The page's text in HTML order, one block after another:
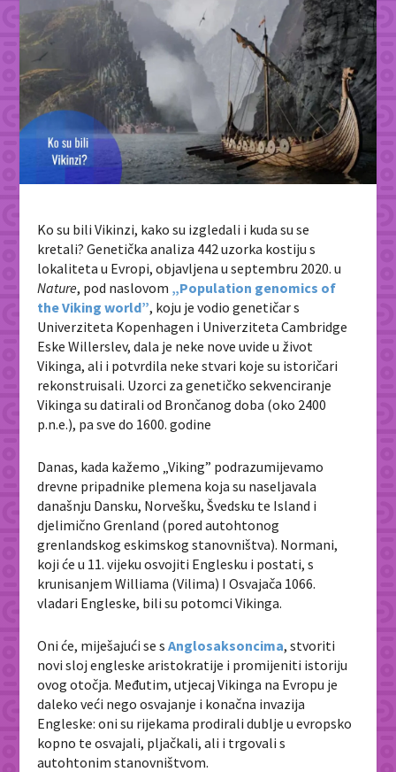
Ko su bili Vikinzi, kako su izgledali i kuda su se
kretali? Genetička analiza 442 uzorka kostiju s
lokaliteta u Evropi, objavljena u septembru 2020. u
Nature, pod naslovom „Population genomics of
the Viking world”, koju je vodio genetičar s
Univerziteta Kopenhagen i Univerziteta Cambridge
Eske Willerslev, dala je neke nove uvide u život
Vikinga, ali i potvrdila neke stvari koje su istoričari
rekonstruisali. Uzorci za genetičko sekvenciranje
Vikinga su datirali od Brončanog doba (oko 2400
p.n.e.), pa sve do 1600. godine
Danas, kada kažemo „Viking” podrazumijevamo
drevne pripadnike plemena koja su naseljavala
današnju Dansku, Norvešku, Švedsku te Island i
djelimično Grenland (pored autohtonog
grenlandskog eskimskog stanovništva). Normani,
koji će u 11. vijeku osvojiti Englesku i postati, s
krunisanjem Williama (Vilima) I Osvajača 1066.
vladari Engleske, bili su potomci Vikinga.
Oni će, miješajući se sAnglosaksoncima, stvoriti
novi sloj engleske aristokratije i promijeniti istoriju
ovog otočja. Međutim, utjecaj Vikinga na Evropu je
daleko veći nego osvajanje i konačna invazija
Engleske: oni su rijekama prodirali dublje u evropsko
kopno te osvajali, pljačkali, ali i trgovali s
autohtonim stanovništvom.